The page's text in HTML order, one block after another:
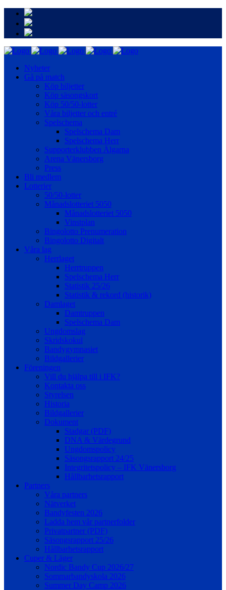
Nyheter
Gå på match
Köp biljetter
Köp säsongskort
Köp 50/50-lotter
Våra biljetter och entré
Spelschema
Spelschema Dam
Spelschema Herr
Supporterklubben Älgarna
Arena Vänersborg
Press
Bli medlem
Lotterier
50/50-lotter
Månadslotteriet 5050
Månadslotteriet 5050
Vinstplan
Bingolotto Prenumeration
Bingolotto Digitalt
Våra lag
Herrlaget
Herrtruppen
Spelschema Herr
Statistik 25/26
Statistik & rekord (historik)
Damlaget
Damtruppen
Spelschema Dam
Ungdomslag
Skridskokul
Bandygymnasiet
Bildgallerier
Föreningen
Vill du hjälpa till i IFK?
Kontakta oss
Styrelsen
Historia
Bildgallerier
Dokument
Stadgar (PDF)
DNA & Värdegrund
Ungdomspolicy
Säsongsrapport 24/25
Integritetspolicy – IFK Vänersborg
Hållbarhetsrapport
Partners
Våra partners
Nätverket
Bandyfesten 2026
Ladda hem vår partnerfolder
Privatpartner (PDF)
Säsongsrapport 25/26
Hållbarhetsrapport
Cuper & Läger
Nordic Bandy Cup 2026/27
Sommarbandyskola 2026
Summer Day Camp 2026